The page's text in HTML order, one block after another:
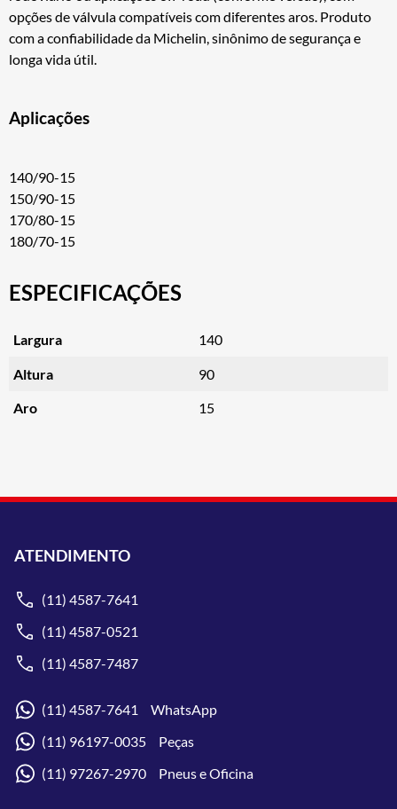
opções de válvula compatíveis com diferentes aros. Produto
com a confiabilidade da Michelin, sinônimo de segurança e
longa vida útil.
Aplicações
140/90-15
150/90-15
170/80-15
180/70-15
ESPECIFICAÇÕES
Largura 140
Altura 90
Aro 15
ATENDIMENTO
(11) 4587-7641
(11) 4587-0521
(11) 4587-7487
(11) 4587-7641 WhatsApp
(11) 96197-0035 Peças
(11) 97267-2970 Pneus e Oficina